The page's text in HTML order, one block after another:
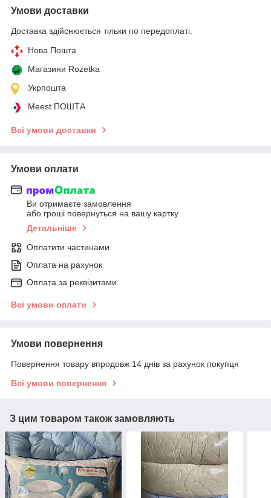
Умови доставки
Доставка здійснюється тільки по передоплаті.
Нова Пошта
Магазини Rozetka
Укрпошта
Meest ПОШТА
Всі умови доставки
Умови оплати
Ви отримаєте замовлення
або гроші повернуться на вашу картку
Детальніше
Оплатити частинами
Оплата на рахунок
Оплата за реквізитами
Всі умови оплати
Умови повернення
Повернення товару впродовж 14 днів за рахунок покупця
Всі умови повернення
З цим товаром також замовляють